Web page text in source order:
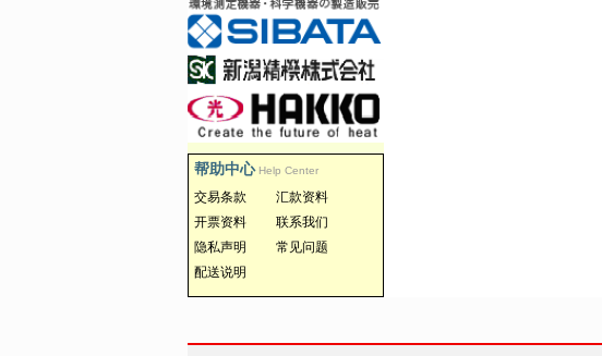
帮助中心 Help Center
交易条款
汇款资料
开票资料
联系我们
隐私声明
常见问题
配送说明